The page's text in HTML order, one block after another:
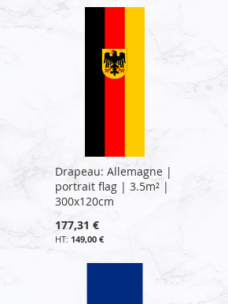
Drapeau: Allemagne |
portrait flag | 3.5m² |
300x120cm
177,31 €
149,00 €